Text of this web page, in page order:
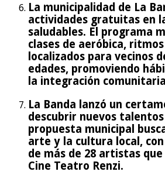
La municipalidad de La
actividades gratuitas en
saludables. El programa
clases de aeróbica,
localizados para vecinos
edades, promoviendo
la integración
La Banda lanzó un
descubrir nuevos talentos
propuesta municipal
arte y la cultura local,
de más de 28 artistas
Cine Teatro Renzi.